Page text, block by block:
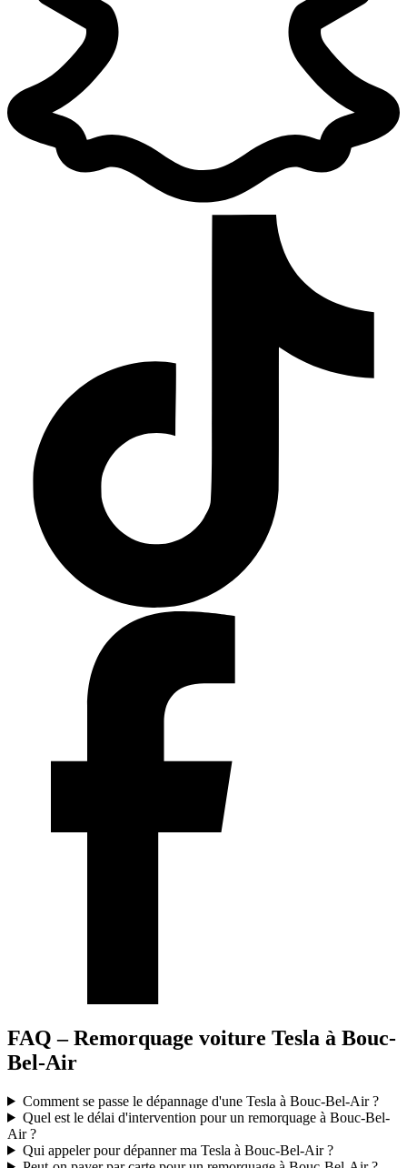
FAQ – Remorquage voiture Tesla à Bouc-
Bel-Air
Comment se passe le dépannage d'une Tesla à Bouc-Bel-Air ?
Quel est le délai d'intervention pour un remorquage à Bouc-Bel-
Air ?
Qui appeler pour dépanner ma Tesla à Bouc-Bel-Air ?